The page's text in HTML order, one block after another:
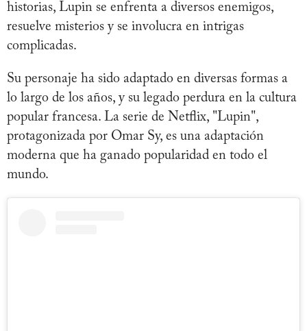
historias, Lupin se enfrenta a diversos enemigos,
resuelve misterios y se involucra en intrigas
complicadas.
Su personaje ha sido adaptado en diversas formas a
lo largo de los años, y su legado perdura en la cultura
popular francesa. La serie de Netflix, "Lupin",
protagonizada por Omar Sy, es una adaptación
moderna que ha ganado popularidad en todo el
mundo.